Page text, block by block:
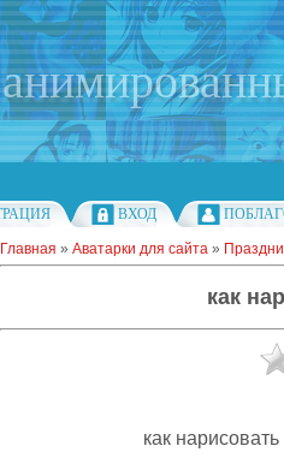
ВХОД
Главная » Аватарки для сайта »
как
как